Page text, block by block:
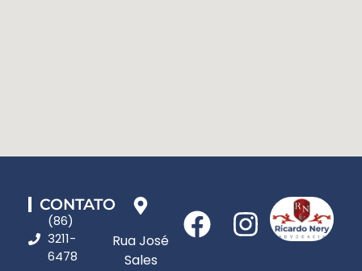
(86)
3211-
6478
CONTATO
Rua José
Sales